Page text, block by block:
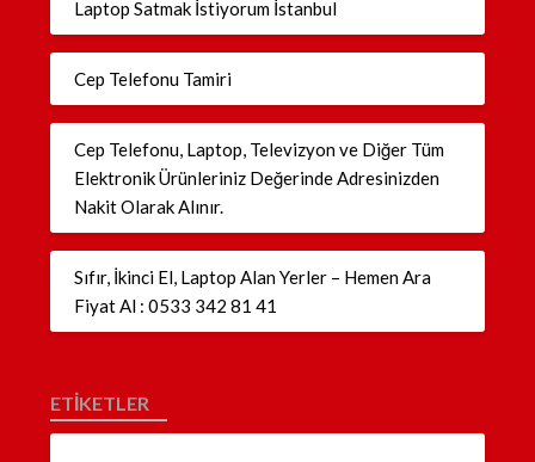
Laptop Satmak İstiyorum İstanbul
Cep Telefonu Tamiri
Cep Telefonu, Laptop, Televizyon ve Diğer Tüm
Elektronik Ürünleriniz Değerinde Adresinizden
Nakit Olarak Alınır.
Sıfır, İkinci El, Laptop Alan Yerler – Hemen Ara
Fiyat Al : 0533 342 81 41
ETİKETLER